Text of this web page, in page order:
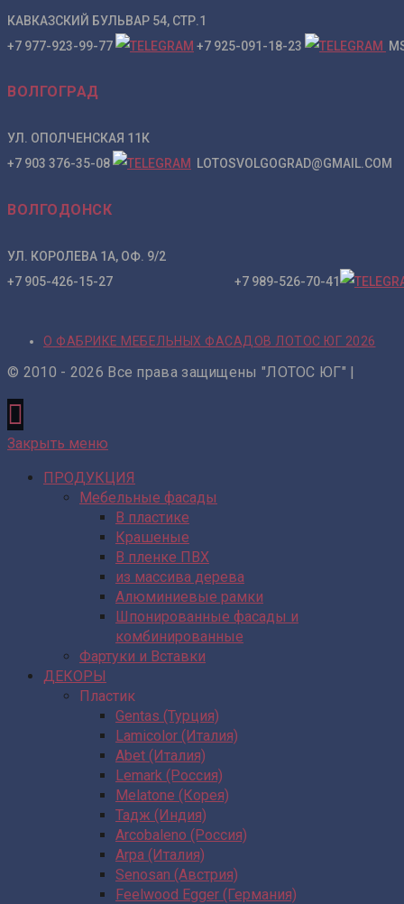
КАВКАЗСКИЙ БУЛЬВАР 54, СТР.1
+7 977-923-99-77
+7 925-091-18-23
ВОЛГОГРАД
УЛ. ОПОЛЧЕНСКАЯ 11К
+7 903 376-35-08
LOTOSVOLGOGRAD@GMAIL.COM
ВОЛГОДОНСК
УЛ. КОРОЛЕВА 1А, ОФ. 9/2
+7 905-426-15-27 +7 989-526-70-41
О ФАБРИКЕ МЕБЕЛЬНЫХ ФАСАДОВ ЛОТОС ЮГ 2026
© 2010 - 2026 Все права защищены "ЛОТОС ЮГ" |
Закрыть меню
ПРОДУКЦИЯ
Мебельные фасады
В пластике
Крашеные
В пленке ПВХ
из массива дерева
Алюминиевые рамки
Шпонированные фасады и
комбинированные
Фартуки и Вставки
ДЕКОРЫ
Пластик
Gentas (Турция)
Lamicolor (Италия)
Abet (Италия)
Lemark (Россия)
Melatone (Корея)
Тадж (Индия)
Arcobaleno (Россия)
Arpa (Италия)
Senosan (Австрия)
Feelwood Egger (Германия)